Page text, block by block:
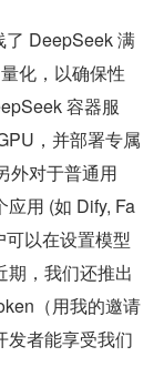
了 DeepSeek 满
化，以确保性
容器服
，并部署专属
外对于普通用
应用 (如 Dify, Fa
以在设置模型
期，我们还推出
（用我的邀请
发者能享受我们